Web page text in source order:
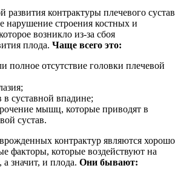
контрактуры плечевого
нарушение строения костных и
возникло из-за сбоя
плода. Чаще всего это:
полное отсутствие головки плечевой
в суставной впадине;
мышц, которые приводят в
сустав.
контрактур являются хорошо
факторы, которые воздействуют на
значит, и плода. Они бывают: